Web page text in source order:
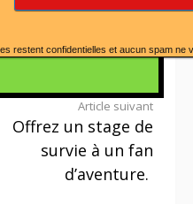
restent confidentielles et aucun spam ne
Article suivant
Offrez un stage de
survie à un fan
d’aventure.